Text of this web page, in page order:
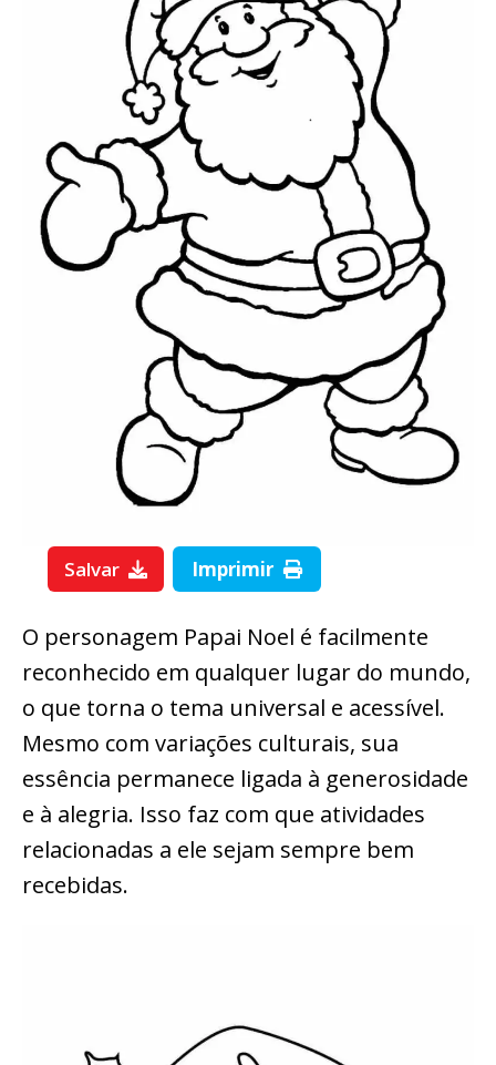
Salvar Imprimir
O personagem Papai Noel é facilmente
reconhecido em qualquer lugar do mundo,
o que torna o tema universal e acessível.
Mesmo com variações culturais, sua
essência permanece ligada à generosidade
e à alegria. Isso faz com que atividades
relacionadas a ele sejam sempre bem
recebidas.